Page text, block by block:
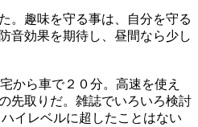
。趣味を守る事は、自分を守る
音効果を期待し、昼間なら少し
から車で２０分。高速を使え
先取りだ。雑誌でいろいろ検討
イレベルに超したことはない